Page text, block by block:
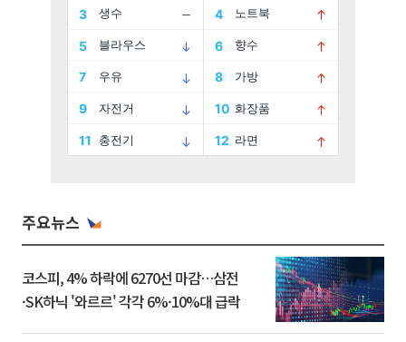
주요뉴스
코스피, 4% 하락에 6270선 마감…삼전
·SK하닉 '와르르' 각각 6%·10%대 급락